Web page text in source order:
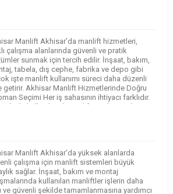
kullanımı sayesinde işletmeler
daha güvenli şekilde
Manlift Akhisar’da manlift hizmetleri,
çalışma alanlarında güvenli ve pratik
sunmak için tercih edilir. İnşaat, bakım,
tabela, dış cephe, fabrika ve depo gibi
işte manlift kullanımı süreci daha düzenli
getirir. Akhisar Manlift Hizmetlerinde Doğru
Seçimi Her iş sahasının ihtiyacı farklıdır.
nedenle kullanılacak manliftin çalışma alanına,
Manlift Akhisar’da yüksek alanlarda
çalışma için manlift sistemleri büyük
sağlar. İnşaat, bakım ve montaj
kullanılan manliftler işlerin daha
ve güvenli şekilde tamamlanmasına yardımcı